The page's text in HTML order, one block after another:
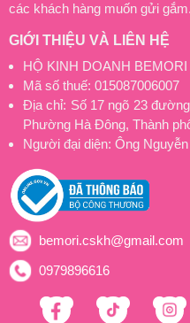
các khách hàng muốn gửi gắm.
GIỚI THIỆU VÀ LIÊN HỆ
HỘ KINH DOANH BEMORI
Mã số thuế: 015087006007
Địa chỉ: Số 17 ngõ 23
Phường Hà Đông, Thành
Người đại diện: Ông
bemori.cskh@gmail.com
0979896616